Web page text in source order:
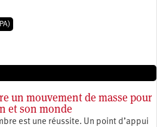
un mouvement de masse pour
et son monde
est une réussite. Un point d’appui